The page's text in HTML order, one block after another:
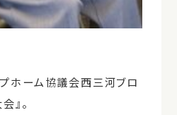
ホーム協議会西三河ブロ
』。